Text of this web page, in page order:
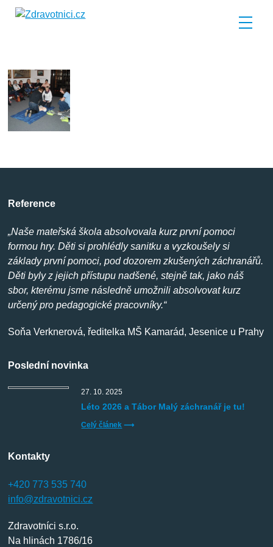
Reference
„Naše mateřská škola absolvovala kurz první pomoci
formou hry. Děti si prohlédly sanitku a vyzkoušely si
základy první pomoci, pod dozorem zkušených záchranářů.
Děti byly z jejich přístupu nadšené, stejně tak, jako náš
sbor, kterému jsme následně umožnili absolvovat kurz
určený pro pedagogické pracovníky.“
Soňa Verknerová, ředitelka MŠ Kamarád, Jesenice u Prahy
Poslední novinka
27. 10. 2025
Léto 2026 a Tábor Malý záchranář je tu!
Celý článek ⟶
Kontakty
+420 773 535 740
info@zdravotnici.cz
Zdravotníci s.r.o.
Na hlinách 1786/16